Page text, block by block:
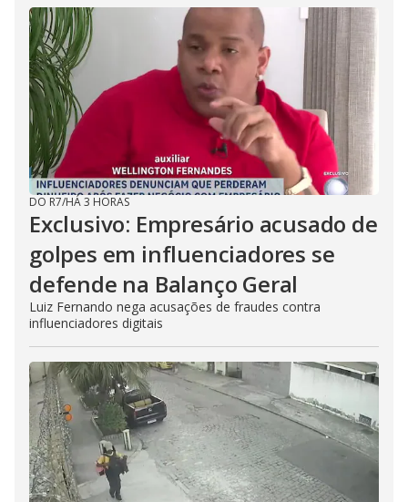
DO R7/HÁ 3 HORAS
Exclusivo: Empresário acusado de
golpes em influenciadores se
defende na Balanço Geral
Luiz Fernando nega acusações de fraudes contra
influenciadores digitais